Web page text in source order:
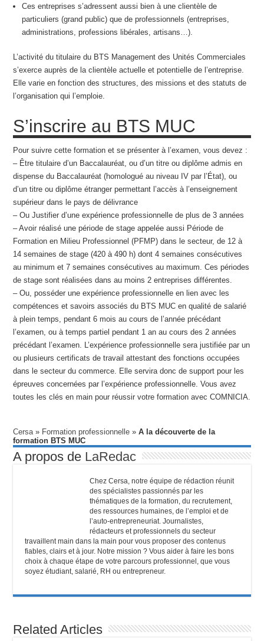
Ces entreprises s’adressent aussi bien à une clientèle de
particuliers (grand public) que de professionnels (entreprises,
administrations, professions libérales, artisans…).
L’activité du titulaire du BTS Management des Unités Commerciales
s’exerce auprès de la clientèle actuelle et potentielle de l’entreprise.
Elle varie en fonction des structures, des missions et des statuts de
l’organisation qui l’emploie.
S’inscrire au BTS MUC
Pour suivre cette formation et se présenter à l’examen, vous devez :
– Être titulaire d’un Baccalauréat, ou d’un titre ou diplôme admis en
dispense du Baccalauréat (homologué au niveau IV par l’État), ou
d’un titre ou diplôme étranger permettant l’accès à l’enseignement
supérieur dans le pays de délivrance
– Ou Justifier d’une expérience professionnelle de plus de 3 années
– Avoir réalisé une période de stage appelée aussi Période de
Formation en Milieu Professionnel (PFMP) dans le secteur, de 12 à
14 semaines de stage (420 à 490 h) dont 4 semaines consécutives
au minimum et 7 semaines consécutives au maximum. Ces périodes
de stage sont réalisées dans au moins 2 entreprises différentes.
– Ou, posséder une expérience professionnelle en lien avec les
compétences et savoirs associés du BTS MUC en qualité de salarié
à plein temps, pendant 6 mois au cours de l’année précédant
l’examen, ou à temps partiel pendant 1 an au cours des 2 années
précédant l’examen. L’expérience professionnelle sera justifiée par un
ou plusieurs certificats de travail attestant des fonctions occupées
dans le secteur du commerce. Elle servira donc de support pour les
épreuves concernées par l’expérience professionnelle. Vous avez
toutes les clés en main pour réussir votre formation avec COMNICIA.
Cersa » Formation professionnelle »A la découverte de la
formation BTS MUC
A propos de LaRedac
Chez Cersa, notre équipe de rédaction réunit
des spécialistes passionnés par les
thématiques de la formation, du recrutement,
des ressources humaines, de l’emploi et de
l’auto-entrepreneuriat. Journalistes,
rédacteurs et professionnels du secteur
travaillent main dans la main pour vous proposer des contenus
fiables, clairs et à jour. Notre mission ? Vous aider à faire les bons
choix à chaque étape de votre parcours professionnel, que vous
soyez étudiant, salarié, RH ou entrepreneur.
Related Articles